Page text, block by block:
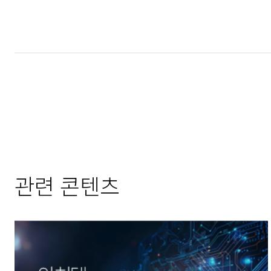
관련 콘텐츠